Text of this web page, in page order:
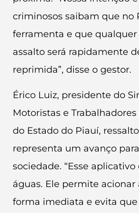
criminosos saibam que no
ferramenta e que
assalto será rapidamente
reprimida”, disse o gestor.
Érico Luiz, presidente do
Motoristas e
do Estado do Piauí,
representa um avanço
sociedade. “Esse
águas. Ele permite acionar
forma imediata e evita